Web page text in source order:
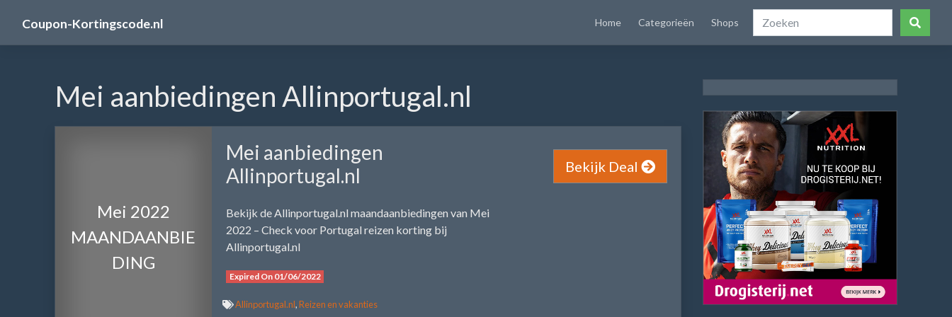
Coupon-Kortingscode.nl Home Categorieën Shops
Mei aanbiedingen Allinportugal.nl
Mei 2022
MAANDAANBIE
DING
Mei aanbiedingen
Allinportugal.nl
Bekijk de Allinportugal.nl maandaanbiedingen van Mei
2022 – Check voor Portugal reizen korting bij
Allinportugal.nl
Expired On 01/06/2022
Bekijk Deal
Allinportugal.nl,Reizen en vakanties